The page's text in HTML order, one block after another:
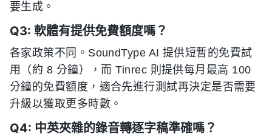
要生成。
Q3: 軟體有提供免費額度嗎？
各家政策不同。SoundType AI 提供短暫的免費試
用（約 8 分鐘），而 Tinrec 則提供每月最高 100
分鐘的免費額度，適合先進行測試再決定是否需要
升級以獲取更多時數。
Q4: 中英夾雜的錄音轉逐字稿準確嗎？